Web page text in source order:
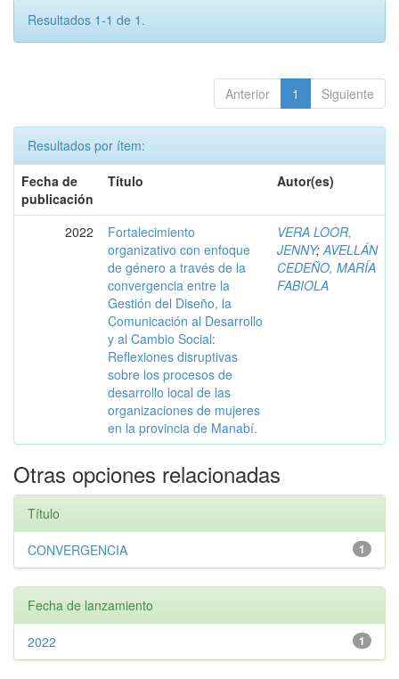
Resultados 1-1 de 1.
Anterior 1 Siguiente
Resultados por ítem:
Fecha de
publicación
Título Autor(es)
2022
Fortalecimiento
organizativo con enfoque
de género a través de la
convergencia entre la
Gestión del Diseño, la
Comunicación al Desarrollo
y al Cambio Social:
Reflexiones disruptivas
sobre los procesos de
desarrollo local de las
organizaciones de mujeres
en la provincia de Manabí.
VERA LOOR,
JENNY;AVELLÁN
CEDEÑO, MARÍA
FABIOLA
Otras opciones relacionadas
Título
1
CONVERGENCIA
Fecha de lanzamiento
1
2022